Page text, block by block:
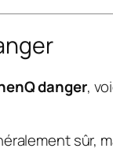
danger,
sûr,